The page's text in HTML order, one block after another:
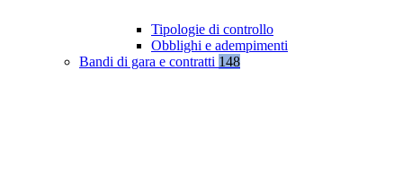
Tipologie di controllo
Obblighi e adempimenti
Bandi di gara e contratti 148